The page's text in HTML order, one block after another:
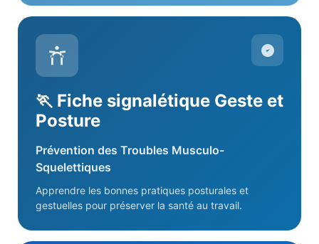
🏃 Fiche signalétique Geste et
Posture
Prévention des Troubles Musculo-
Squelettiques
Apprendre les bonnes pratiques posturales et
gestuelles pour préserver la santé au travail.